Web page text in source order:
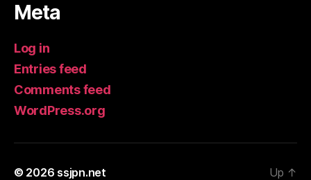
Meta
Log in
Entries feed
Comments feed
WordPress.org
© 2026 ssjpn.net Up ↑